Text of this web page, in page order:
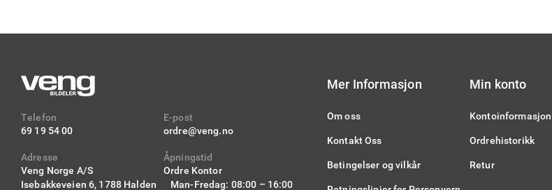
Telefon
69 19 54 00
Adresse
Veng Norge A/S
Isebakkeveien 6, 1788 Halden
E-post
ordre@veng.no
Åpningstid
Ordre Kontor
Man-Fredag: 08:00 – 16:00
Mer Informasjon
Om oss
Kontakt Oss
Betingelser og vilkår
Min konto
Kontoinformasjon
Ordrehistorikk
Retur